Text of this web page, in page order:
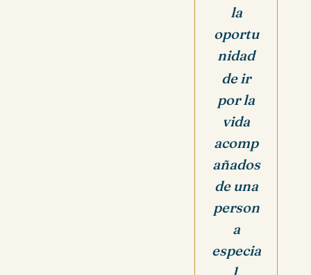
la
oportu
nidad
de ir
por la
vida
acomp
añados
de una
person
a
especia